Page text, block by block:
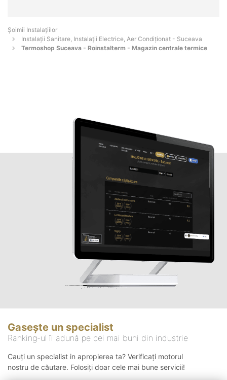
Şoimii Instalaţiilor
Instalații Sanitare, Instalații Electrice, Aer Condiționat - Suceava
Termoshop Suceava - Roinstalterm - Magazin centrale termice
Gasește un specialist
Ranking-ul îi adună pe cei mai buni din industrie
Cauți un specialist in apropierea ta? Verificați motorul
nostru de căutare. Folosiți doar cele mai bune servicii!